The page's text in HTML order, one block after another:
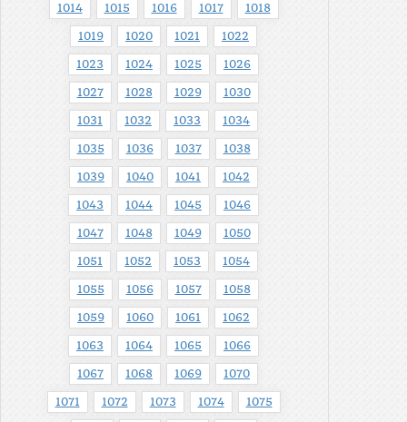
1014 1015 1016 1017 1018
1019 1020 1021 1022
1023 1024 1025 1026
1027 1028 1029 1030
1031 1032 1033 1034
1035 1036 1037 1038
1039 1040 1041 1042
1043 1044 1045 1046
1047 1048 1049 1050
1051 1052 1053 1054
1055 1056 1057 1058
1059 1060 1061 1062
1063 1064 1065 1066
1067 1068 1069 1070
1071 1072 1073 1074 1075